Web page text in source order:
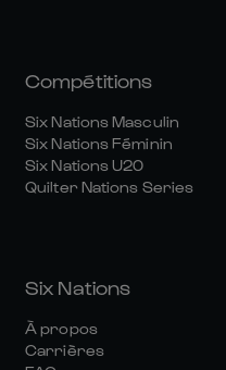
Compétitions
Six Nations Masculin
Six Nations Féminin
Six Nations U20
Quilter Nations Series
Six Nations
À propos
Carrières